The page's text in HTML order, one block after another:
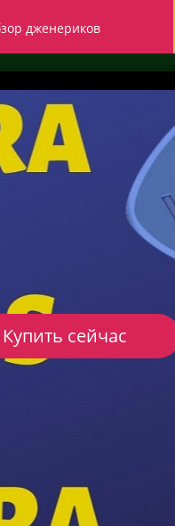
дженериков
Купить сейчас